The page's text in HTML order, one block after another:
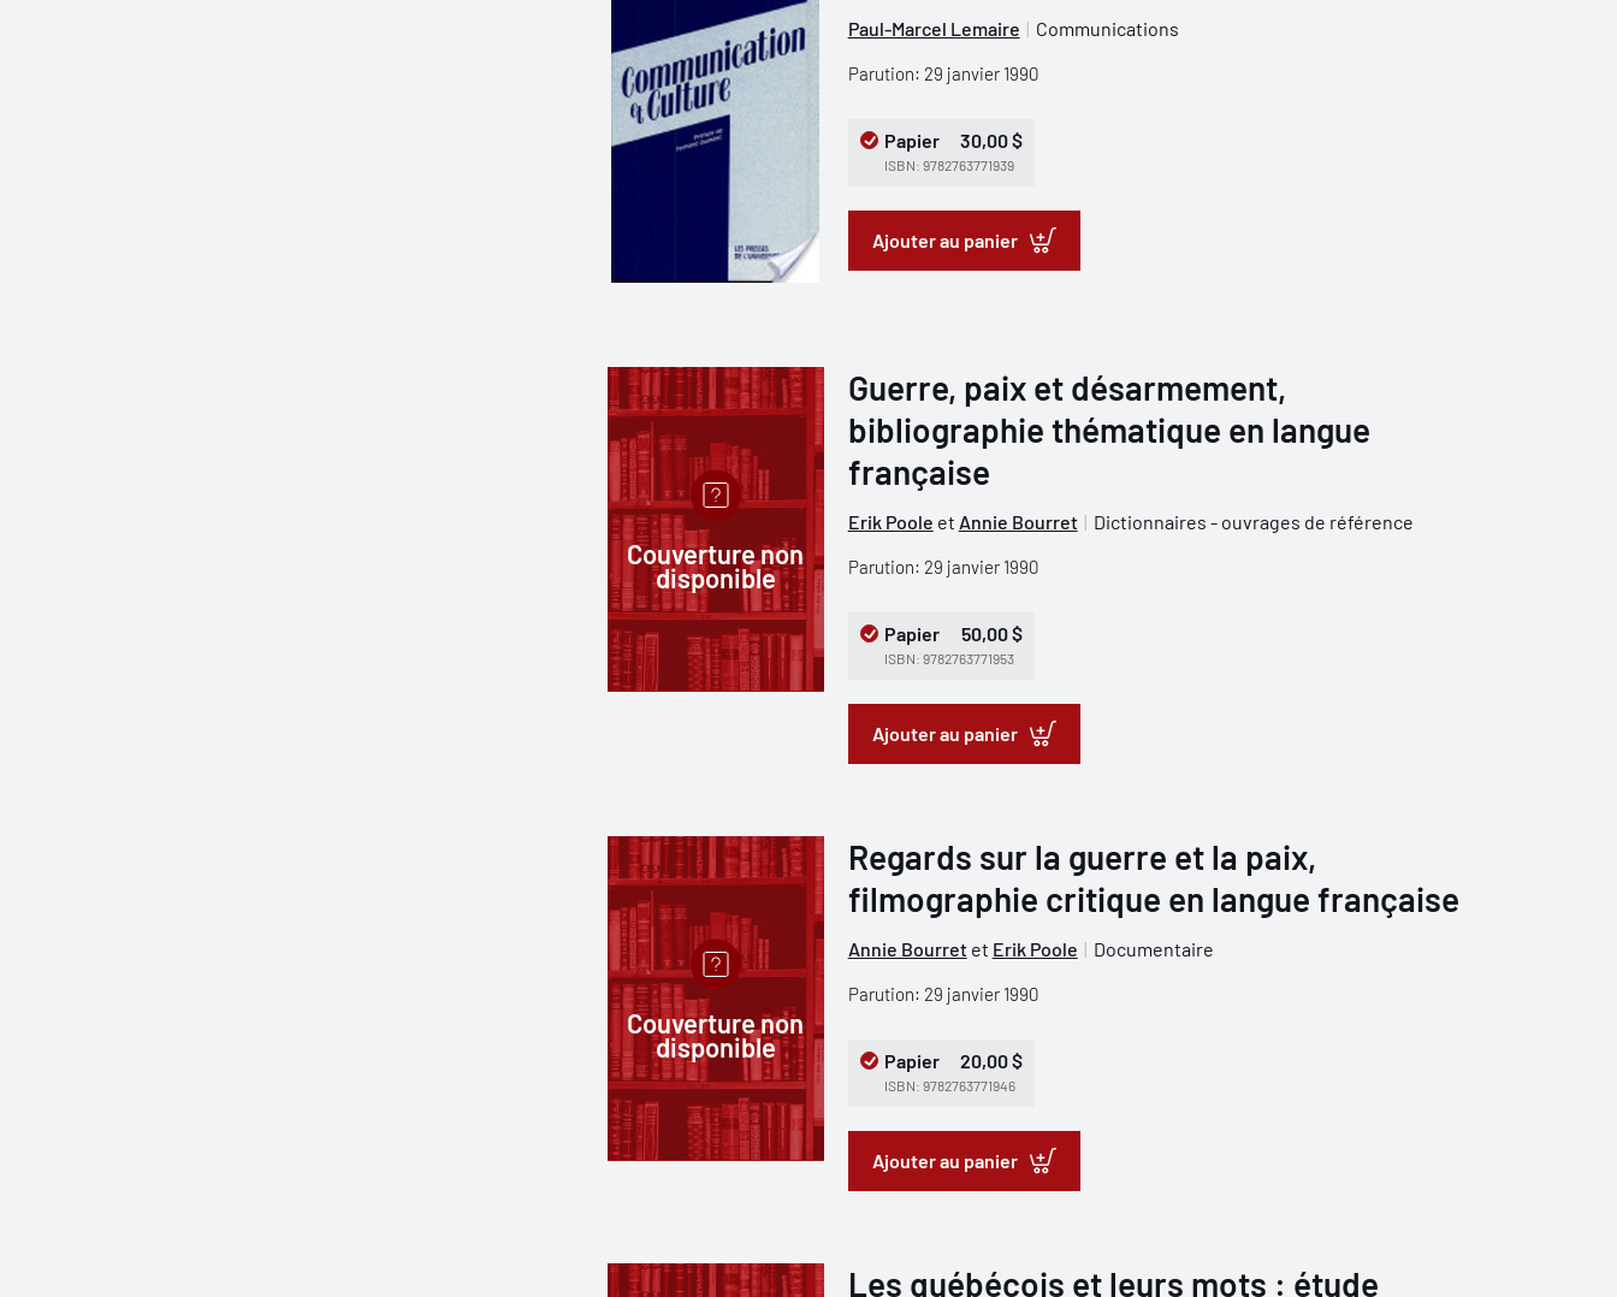
Paul-Marcel Lemaire Communications
Parution: 29 janvier 1990
Papier 30,00 $
ISBN: 9782763771939
Ajouter au panier
Couverture non
disponible
Guerre, paix et désarmement,
bibliographie thématique en langue
française
Erik Poole et Annie Bourret Dictionnaires - ouvrages de référence
Parution: 29 janvier 1990
Papier 50,00 $
ISBN: 9782763771953
Ajouter au panier
Couverture non
disponible
Regards sur la guerre et la paix,
filmographie critique en langue française
Annie Bourretet Erik Poole Documentaire
Parution: 29 janvier 1990
Papier 20,00 $
ISBN: 9782763771946
Ajouter au panier
Les québécois et leurs mots : étude